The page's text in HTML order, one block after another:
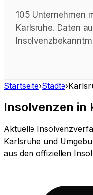
105 Unternehmen
Karlsruhe. Daten
Startseite›Städte›
Insolvenzen in
Aktuelle
Karlsruhe und
aus den offiziellen